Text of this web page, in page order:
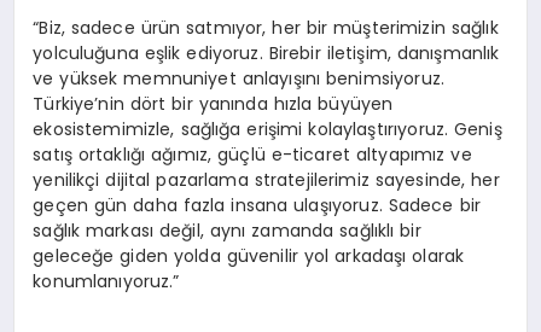
“Biz, sadece ürün satmıyor, her bir müşterimizin sağlık
yolculuğuna eşlik ediyoruz. Birebir iletişim, danışmanlık
ve yüksek memnuniyet anlayışını benimsiyoruz.
Türkiye’nin dört bir yanında hızla büyüyen
ekosistemimizle, sağlığa erişimi kolaylaştırıyoruz. Geniş
satış ortaklığı ağımız, güçlü e-ticaret altyapımız ve
yenilikçi dijital pazarlama stratejilerimiz sayesinde, her
geçen gün daha fazla insana ulaşıyoruz. Sadece bir
sağlık markası değil, aynı zamanda sağlıklı bir
geleceğe giden yolda güvenilir yol arkadaşı olarak
konumlanıyoruz.”